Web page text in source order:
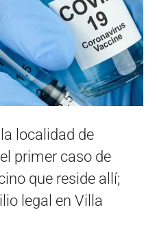
localidad de
primer caso de
que reside allí;
legal en Villa